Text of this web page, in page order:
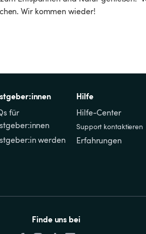
Wir kommen wieder!
für
werden
Hilfe
Hilfe-Center
Support kontaktieren
Erfahrungen
Finde uns bei